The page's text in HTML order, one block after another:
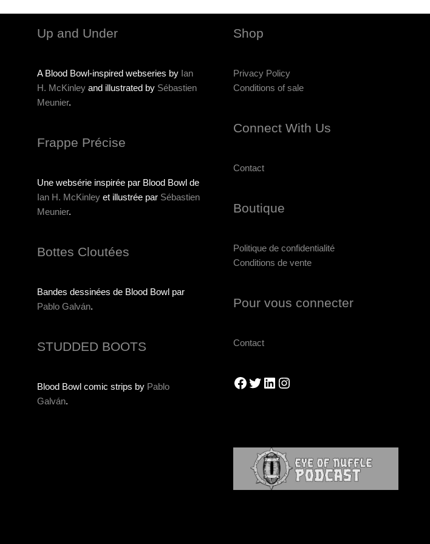
Up and Under
A Blood Bowl-inspired webseries by Ian
H. McKinley and illustrated by Sébastien
Meunier.
Frappe Précise
Une websérie inspirée par Blood Bowl de
Ian H. McKinley et illustrée par Sébastien
Meunier.
Bottes Cloutées
Bandes dessinées de Blood Bowl par
Pablo Galván.
STUDDED BOOTS
Blood Bowl comic strips by Pablo
Galván.
Shop
Privacy Policy
Conditions of sale
Connect With Us
Contact
Boutique
Politique de confidentialité
Conditions de vente
Pour vous connecter
Contact
Facebook
Twitter
LinkedIn
Instagram